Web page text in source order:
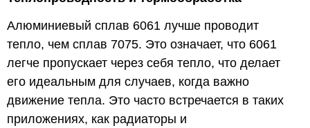
Алюминиевый сплав 6061 лучше проводит
тепло, чем сплав 7075. Это означает, что 6061
легче пропускает через себя тепло, что делает
его идеальным для случаев, когда важно
движение тепла. Это часто встречается в таких
приложениях, как радиаторы и